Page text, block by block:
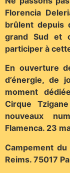
Florencia
brûlent depuis
grand Sud et
participer à
En ouverture
d’énergie, de
moment
Cirque
nouveaux
Flamenca. 23
Campement
Reims. 75017